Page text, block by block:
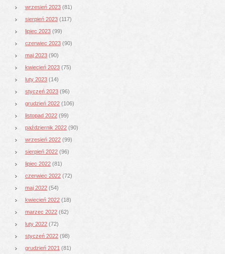
wrzesień 2023 (81)
sierpień 2023 (117)
lipiec 2023 (99)
czerwiec 2023 (90)
maj 2023 (90)
kwiecień 2023 (75)
luty 2023 (14)
styczeń 2023 (96)
grudzień 2022 (106)
listopad 2022 (99)
październik 2022 (90)
wrzesień 2022 (99)
sierpień 2022 (96)
lipiec 2022 (81)
czerwiec 2022 (72)
maj 2022 (54)
kwiecień 2022 (18)
marzec 2022 (62)
luty 2022 (72)
styczeń 2022 (98)
grudzień 2021 (81)